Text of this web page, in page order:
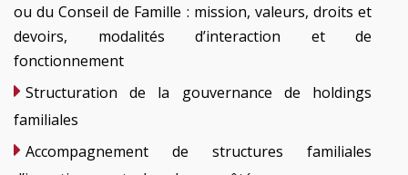
ou du Conseil de Famille : mission, valeurs, droits et
devoirs, modalités d’interaction et de
fonctionnement
Structuration de la gouvernance de holdings
familiales
Accompagnement de structures familiales